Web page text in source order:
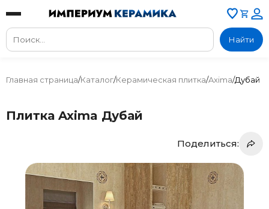
Найти
Главная страница/Каталог/Керамическая плитка/Axima/Дубай
Плитка Axima Дубай
Поделиться: